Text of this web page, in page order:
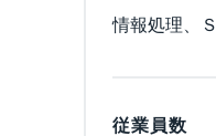
情報処理、
従業員数